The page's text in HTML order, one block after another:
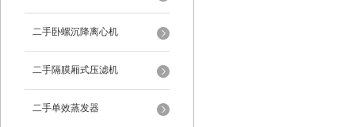
二手卧螺沉降离心机
二手隔膜厢式压滤机
二手单效蒸发器